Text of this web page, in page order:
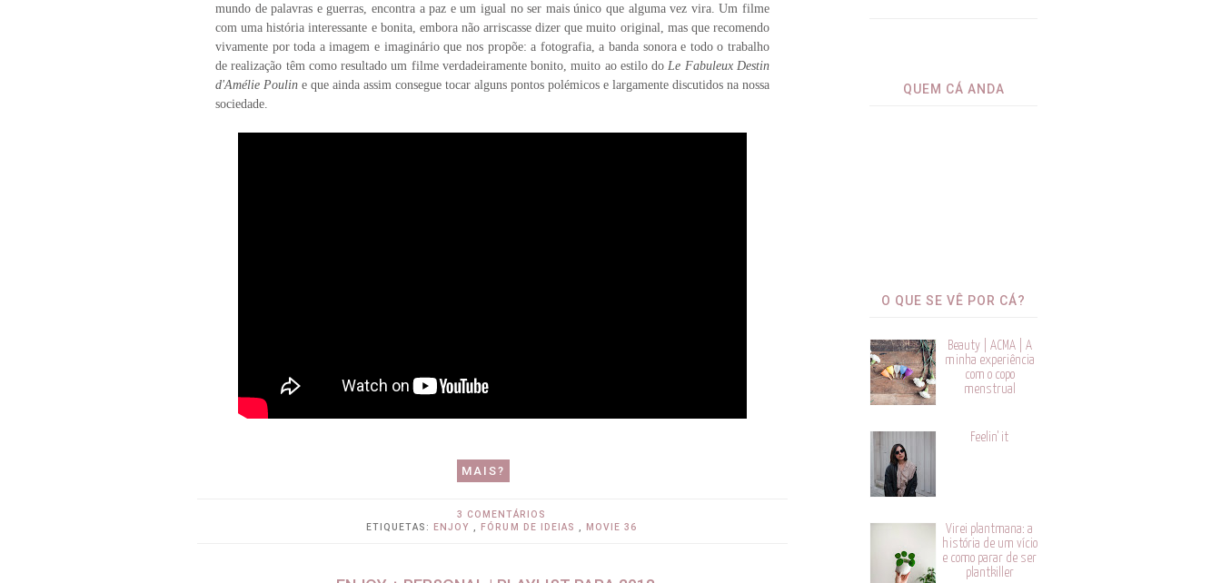
QUEM CÁ ANDA
O QUE SE VÊ POR CÁ?
Beauty | ACMA | A
minha experiência
com o copo
menstrual
Feelin' it
Virei plantmana: a
história de um vício
e como parar de ser
plantkiller
mundo de palavras e guerras, encontra a paz e um igual no ser mais único que alguma vez vira. Um filme
com uma história interessante e bonita, embora não arriscasse dizer que muito original, mas que recomendo
vivamente por toda a imagem e imaginário que nos propõe: a fotografia, a banda sonora e todo o trabalho
de realização têm como resultado um filme verdadeiramente bonito, muito ao estilo do Le Fabuleux Destin
d'Amélie Poulin e que ainda assim consegue tocar alguns pontos polémicos e largamente discutidos na nossa
sociedade.
MAIS?
3 COMENTÁRIOS
ETIQUETAS:
ENJOY FÓRUM DE IDEIAS MOVIE 36